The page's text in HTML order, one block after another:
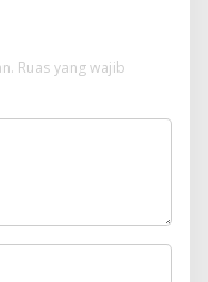
Ruas yang wajib